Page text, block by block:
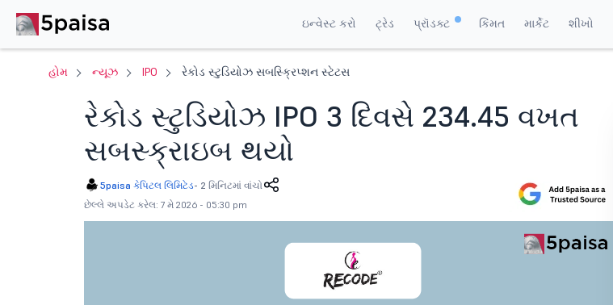
ઇન્વેસ્ટ કરો ટ્રેડ પ્રૉડક્ટ કિંમત માર્કેટ શીખો
હોમ ન્યૂઝ IPO રેકોડ સ્ટુડિયોઝ સબસ્ક્રિપ્શન સ્ટેટસ
રેકોડ સ્ટુડિયોઝ IPO 3 દિવસે 234.45 વખત
સબસ્ક્રાઇબ થયો
5paisa કેપિટલ લિમિટેડ- 2 મિનિટમાં વાંચો
છેલ્લે અપડેટ કરેલ: 7 મે 2026 - 05:30 pm